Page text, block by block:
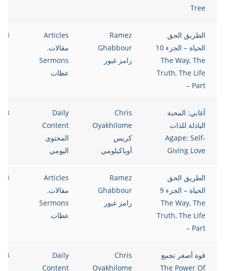
Tree
الطريق الحق
الحياة – الجزء 10
The Way, The
Truth, The Life
– Part
Ramez
Ghabbour
رامز غبور
Articles
مقالات,
Sermons
عظات
أغابي: المحبة
الباذلة للذات
Agape: Self-
Giving Love
Chris
Oyakhilome
كريس
أوياكيلومي
Daily
Content
المحتوى
اليومي
الطريق الحق
الحياة – الجزء 9
The Way, The
Truth, The Life
– Part
Ramez
Ghabbour
رامز غبور
Articles
مقالات,
Sermons
عظات
قوة أصغر تجمع
The Power Of
Chris
Oyakhilome
Daily
Content